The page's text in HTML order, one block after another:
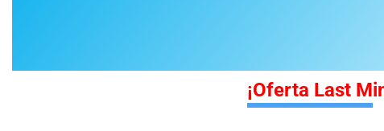
¡Oferta Last